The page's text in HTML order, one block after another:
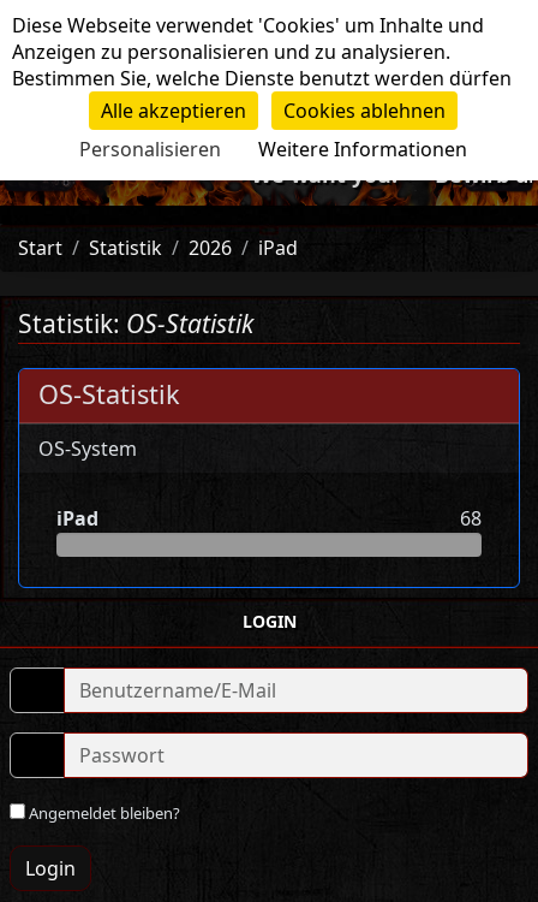
Navigation
-=>We want you!<=- Bewirb
Start Statistik 2026 iPad
Statistik: OS-Statistik
OS-Statistik
OS-System
iPad 68
LOGIN
Angemeldet bleiben?
Login
Cookie-Einstellungen
Diese Webseite verwendet 'Cookies' um Inhalte und
Anzeigen zu personalisieren und zu analysieren.
Bestimmen Sie, welche Dienste benutzt werden dürfen
Alle akzeptieren
Cookies ablehnen
Personalisieren
Weitere Informationen